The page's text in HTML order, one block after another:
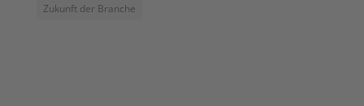
Zukunft der Branche